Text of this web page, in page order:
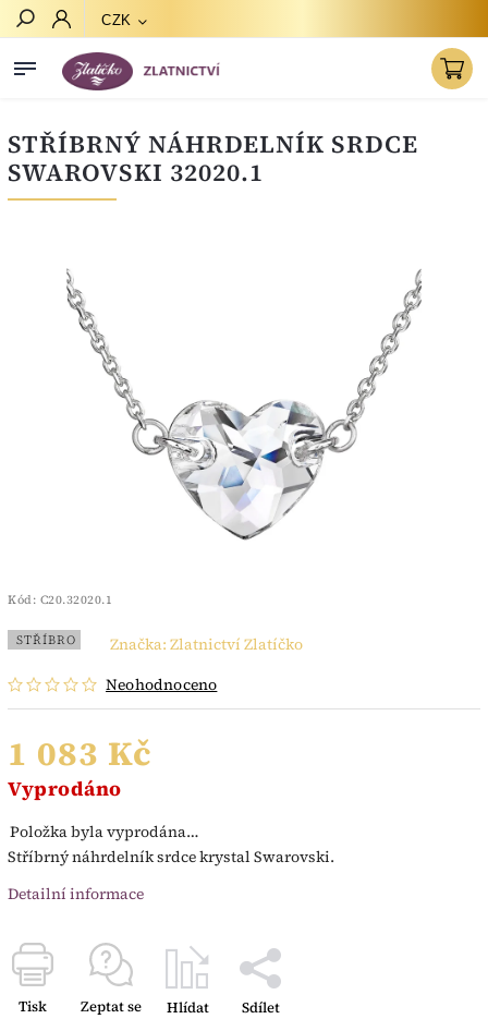
CZK
STŘÍBRNÝ NÁHRDELNÍK SRDCE
SWAROVSKI 32020.1
Kód: C20.32020.1
STŘÍBRO
Neohodnoceno
Značka: Zlatnictví Zlatíčko
1 083 Kč
Vyprodáno
Položka byla vyprodána…
Stříbrný náhrdelník srdce krystal Swarovski.
Detailní informace
Tisk Zeptat se Hlídat Sdílet